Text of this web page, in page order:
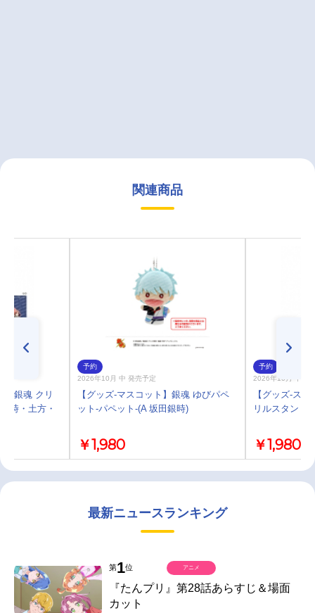
関連商品
】銀魂 クリ
時・土方・
予約
2026年10月 中 発売予定
【グッズ-マスコット】銀魂 ゆびパペ
ット-パペット-(A 坂田銀時)
￥1,980
予約
2026年10月 中 発
【グッズ-ス
リルスタンド-
￥1,980
最新ニュースランキング
第1位
『たんプリ』第28話あらすじ＆場面
カット
アニメ